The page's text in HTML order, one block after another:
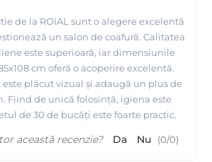
de la ROIAL sunt o alegere excelentă
un salon de coafură. Calitatea
este superioară, iar dimensiunile
cm oferă o acoperire excelentă.
plăcut vizual și adaugă un plus de
Fiind de unică folosință, igiena este
de 30 de bucăți este foarte practic.
această recenzie? Da Nu (0/0)